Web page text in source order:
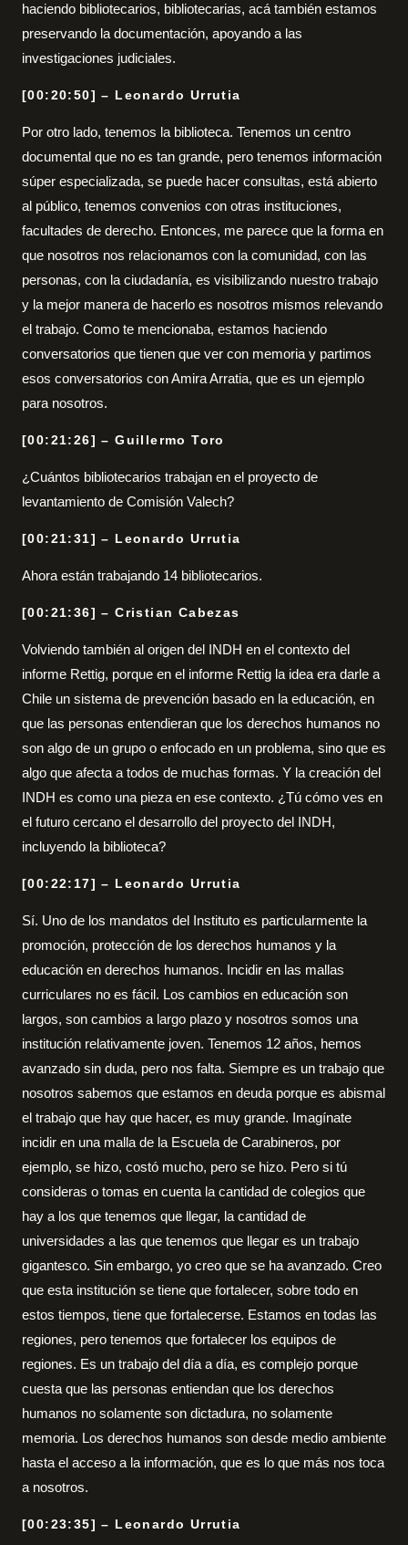
haciendo bibliotecarios, bibliotecarias, acá también estamos
preservando la documentación, apoyando a las
investigaciones judiciales.
[00:20:50] – Leonardo Urrutia
Por otro lado, tenemos la biblioteca. Tenemos un centro
documental que no es tan grande, pero tenemos información
súper especializada, se puede hacer consultas, está abierto
al público, tenemos convenios con otras instituciones,
facultades de derecho. Entonces, me parece que la forma en
que nosotros nos relacionamos con la comunidad, con las
personas, con la ciudadanía, es visibilizando nuestro trabajo
y la mejor manera de hacerlo es nosotros mismos relevando
el trabajo. Como te mencionaba, estamos haciendo
conversatorios que tienen que ver con memoria y partimos
esos conversatorios con Amira Arratia, que es un ejemplo
para nosotros.
[00:21:26] – Guillermo Toro
¿Cuántos bibliotecarios trabajan en el proyecto de
levantamiento de Comisión Valech?
[00:21:31] – Leonardo Urrutia
Ahora están trabajando 14 bibliotecarios.
[00:21:36] – Cristian Cabezas
Volviendo también al origen del INDH en el contexto del
informe Rettig, porque en el informe Rettig la idea era darle a
Chile un sistema de prevención basado en la educación, en
que las personas entendieran que los derechos humanos no
son algo de un grupo o enfocado en un problema, sino que es
algo que afecta a todos de muchas formas. Y la creación del
INDH es como una pieza en ese contexto. ¿Tú cómo ves en
el futuro cercano el desarrollo del proyecto del INDH,
incluyendo la biblioteca?
[00:22:17] – Leonardo Urrutia
Sí. Uno de los mandatos del Instituto es particularmente la
promoción, protección de los derechos humanos y la
educación en derechos humanos. Incidir en las mallas
curriculares no es fácil. Los cambios en educación son
largos, son cambios a largo plazo y nosotros somos una
institución relativamente joven. Tenemos 12 años, hemos
avanzado sin duda, pero nos falta. Siempre es un trabajo que
nosotros sabemos que estamos en deuda porque es abismal
el trabajo que hay que hacer, es muy grande. Imagínate
incidir en una malla de la Escuela de Carabineros, por
ejemplo, se hizo, costó mucho, pero se hizo. Pero si tú
consideras o tomas en cuenta la cantidad de colegios que
hay a los que tenemos que llegar, la cantidad de
universidades a las que tenemos que llegar es un trabajo
gigantesco. Sin embargo, yo creo que se ha avanzado. Creo
que esta institución se tiene que fortalecer, sobre todo en
estos tiempos, tiene que fortalecerse. Estamos en todas las
regiones, pero tenemos que fortalecer los equipos de
regiones. Es un trabajo del día a día, es complejo porque
cuesta que las personas entiendan que los derechos
humanos no solamente son dictadura, no solamente
memoria. Los derechos humanos son desde medio ambiente
hasta el acceso a la información, que es lo que más nos toca
a nosotros.
[00:23:35] – Leonardo Urrutia